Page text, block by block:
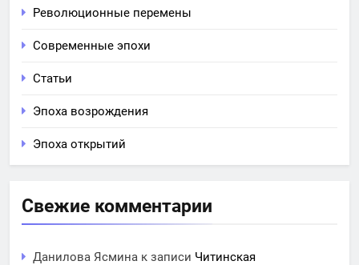
Революционные перемены
Современные эпохи
Статьи
Эпоха возрождения
Эпоха открытий
Свежие комментарии
Данилова Ясмина к записи Читинская